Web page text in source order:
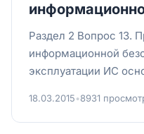
Раздел 2 Вопрос 13.
информационной
эксплуатации ИС
18.03.2015•8931